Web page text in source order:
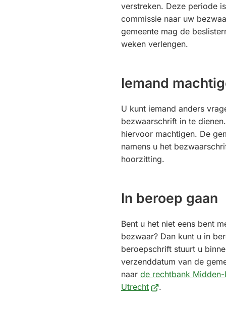
verstreken. Deze periode
commissie naar uw
gemeente mag de
weken verlengen.
Iemand
U kunt iemand anders
bezwaarschrift in te
hiervoor machtigen. De
namens u het
hoorzitting.
In beroep gaan
Bent u het niet eens bent
bezwaar? Dan kunt u in
beroepschrift stuurt u
verzenddatum van de
naar de rechtbank
Utrecht(Verwijst
.